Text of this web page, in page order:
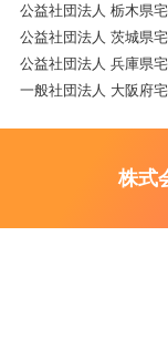
公益社団法人 栃木県
公益社団法人 茨城県
公益社団法人 兵庫県
一般社団法人 大阪府
株式